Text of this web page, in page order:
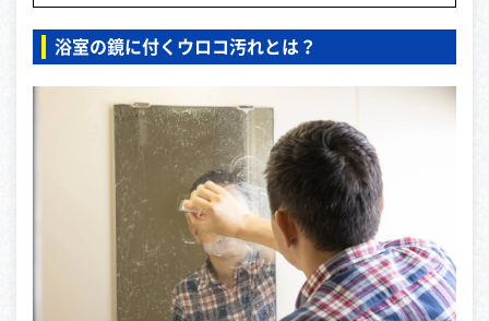
浴室の鏡に付くウロコ汚れとは？